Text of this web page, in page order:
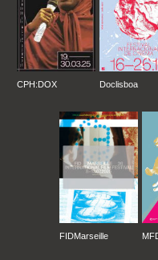
CPH:DOX Doclisboa
FIDMarseille